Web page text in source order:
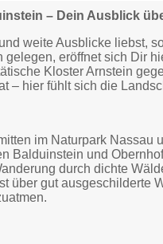
– Dein Ausblick
weite Ausblicke liebst,
eröffnet sich Dir
Kloster Arnstein
– hier fühlt sich die
im Naturpark Nassau
Balduinstein und
durch dichte
über gut ausgeschilderte